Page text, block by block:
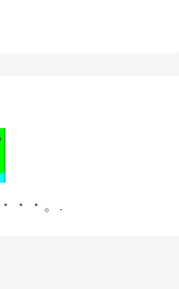
・・。.